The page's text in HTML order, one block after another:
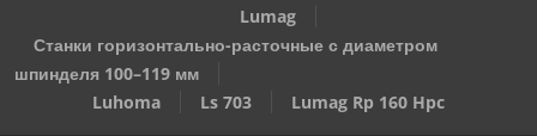
Lumag
Станки горизонтально-расточные с диаметром
шпинделя 100–119 мм
Luhoma
Ls 703 Lumag Rp 160 Hpc